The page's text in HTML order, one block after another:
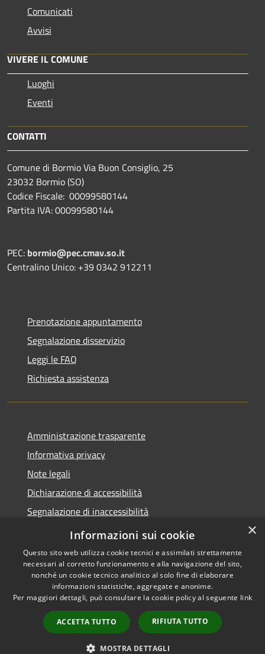
Comunicati
Avvisi
VIVERE IL COMUNE
Luoghi
Eventi
CONTATTI
Comune di Bormio Via Buon Consiglio, 25
23032 Bormio (SO)
Codice Fiscale: 00099580144
Partita IVA: 00099580144
PEC: bormio@pec.cmav.so.it
Centralino Unico: +39 0342 912211
Prenotazione appuntamento
Segnalazione disservizio
Leggi le FAQ
Richiesta assistenza
Amministrazione trasparente
Informativa privacy
Note legali
Dichiarazione di accessibilità
Segnalazione di inaccessibilità
Whistleblowing segnalazione illeciti
Accessibilità
Copyright © 2026 • Comune di
Bormio • Powered by
Municipium•
Accesso
redazione
×
Informazioni sui cookie
Questo sito web utilizza cookie tecnici e assimilati strettamente
necessari al corretto funzionamento e alla navigazione del sito,
nonché un cookie tecnico analitico al solo fine di elaborare
informazioni statistiche, aggregate e anonime.
Per maggiori dettagli, può consultare la cookie policy al seguente link
ACCETTA TUTTO RIFIUTA TUTTO
MOSTRA DETTAGLI